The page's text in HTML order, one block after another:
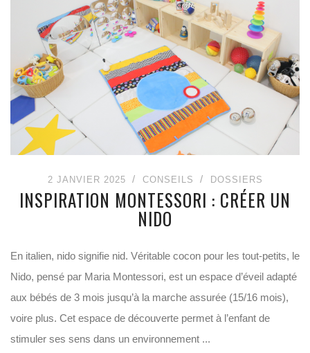
2 JANVIER 2025 CONSEILS DOSSIERS
INSPIRATION MONTESSORI : CRÉER UN
NIDO
En italien, nido signifie nid. Véritable cocon pour les tout-petits, le
Nido, pensé par Maria Montessori, est un espace d’éveil adapté
aux bébés de 3 mois jusqu’à la marche assurée (15/16 mois),
voire plus. Cet espace de découverte permet à l’enfant de
stimuler ses sens dans un environnement ...